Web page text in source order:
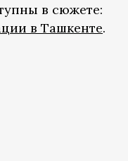
в сюжете:
в Ташкенте.